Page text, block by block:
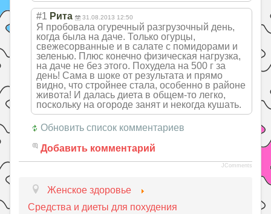
#1 Рита 31.08.2013 12:50
Я пробовала огуречный разгрузочный день,
когда была на даче. Только огурцы,
свежесорванные и в салате с помидорами и
зеленью. Плюс конечно физическая нагрузка,
на даче не без этого. Похудела на 500 г за
день! Сама в шоке от результата и прямо
видно, что стройнее стала, особенно в районе
живота! И далась диета в общем-то легко,
поскольку на огороде занят и некогда кушать.
Обновить список комментариев
Добавить комментарий
JComments
Женское здоровье
Средства и диеты для похудения